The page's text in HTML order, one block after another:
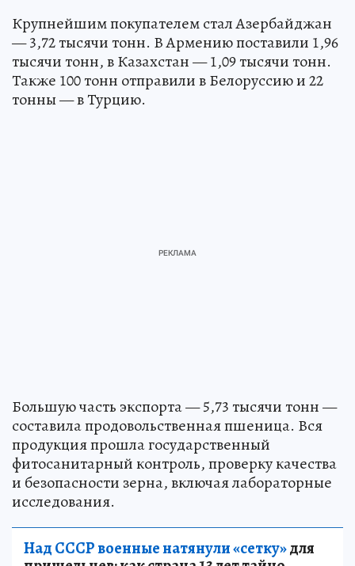
Крупнейшим покупателем стал Азербайджан
— 3,72 тысячи тонн. В Армению поставили 1,96
тысячи тонн, в Казахстан — 1,09 тысячи тонн.
Также 100 тонн отправили в Белоруссию и 22
тонны — в Турцию.
Большую часть экспорта — 5,73 тысячи тонн —
составила продовольственная пшеница. Вся
продукция прошла государственный
фитосанитарный контроль, проверку качества
и безопасности зерна, включая лабораторные
исследования.
Над СССР военные натянули «сетку»для